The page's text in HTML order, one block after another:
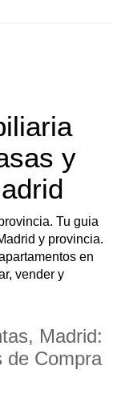
y
Tu guia
y provincia.
en
vender y
Madrid:
de Compra